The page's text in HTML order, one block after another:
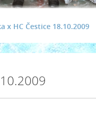
x HC Čestice 18.10.2009